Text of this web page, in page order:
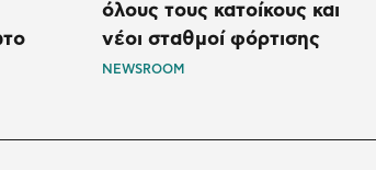
όλους τους κατοίκους και
νέοι σταθμοί φόρτισης
NEWSROOM